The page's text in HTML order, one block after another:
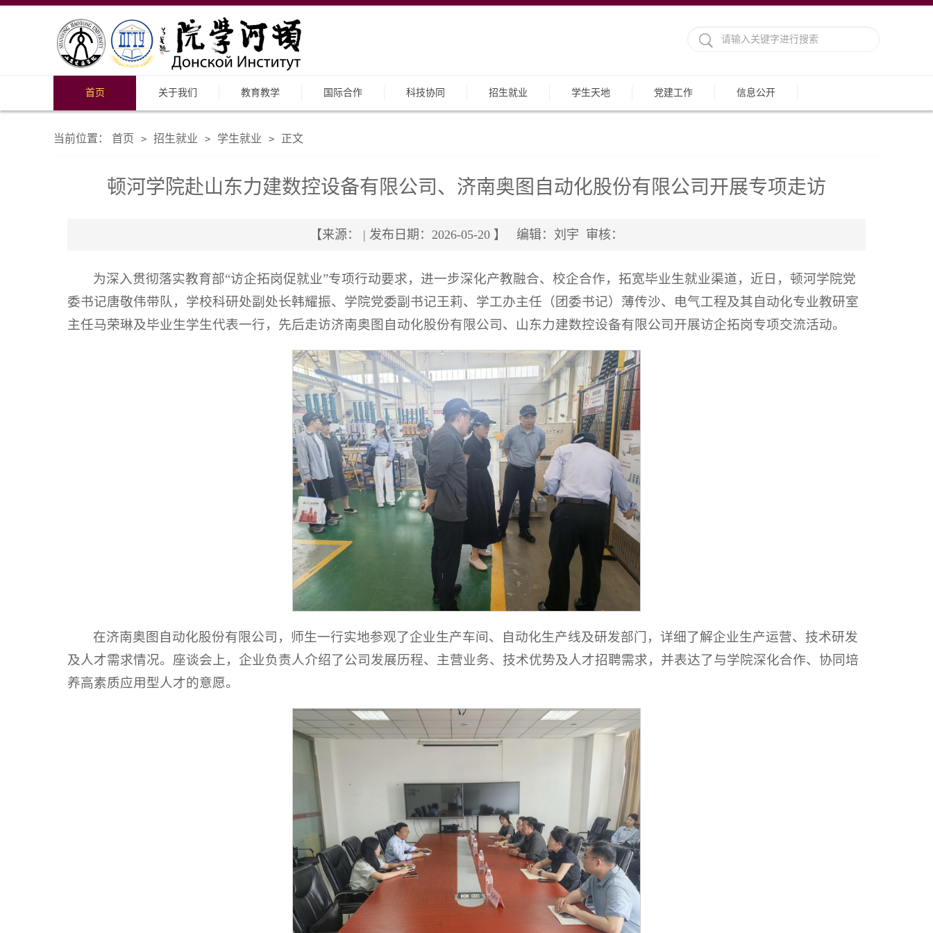
首页 关于我们 教育教学 国际合作 科技协同 招生就业 学生天地 党建工作 信息公开
当前位置： 首页 > 招生就业 > 学生就业 > 正文
顿河学院赴山东力建数控设备有限公司、济南奥图自动化股份有限公司开展专项走访
【来源： | 发布日期：2026-05-20 】 编辑：刘宇 审核：
为深入贯彻落实教育部“访企拓岗促就业”专项行动要求，进一步深化产教融合、校企合作，拓宽毕业生就业渠道，近日，顿河学院党
委书记唐敬伟带队，学校科研处副处长韩耀振、学院党委副书记王莉、学工办主任（团委书记）薄传沙、电气工程及其自动化专业教研室
主任马荣琳及毕业生学生代表一行，先后走访济南奥图自动化股份有限公司、山东力建数控设备有限公司开展访企拓岗专项交流活动。
在济南奥图自动化股份有限公司，师生一行实地参观了企业生产车间、自动化生产线及研发部门，详细了解企业生产运营、技术研发
及人才需求情况。座谈会上，企业负责人介绍了公司发展历程、主营业务、技术优势及人才招聘需求，并表达了与学院深化合作、协同培
养高素质应用型人才的意愿。